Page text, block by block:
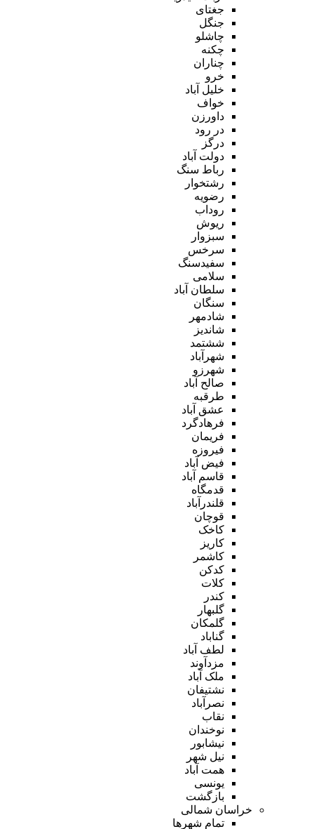
جغتای
جنگل
چاشلو
چکنه
چناران
خرو
خلیل آباد
خواف
داورزن
در رود
درگز
دولت آباد
رباط سنگ
رشتخوار
رضویه
روداب
ریوش
سبزوار
سرخس
سفیدسنگ
سلامی
سلطان آباد
سنگان
شادمهر
شاندیز
ششتمد
شهرآباد
شهرزو
صالح آباد
طرقبه
عشق آباد
فرهادگرد
فریمان
فیروزه
فیض آباد
قاسم آباد
قدمگاه
قلندرآباد
قوچان
کاخک
کاریز
کاشمر
کدکن
کلات
کندر
گلبهار
گلمکان
گناباد
لطف آباد
مزدآوند
ملک آباد
نشتیفان
نصرآباد
نقاب
نوخندان
نیشابور
نیل شهر
همت آباد
یونسی
بازگشت
خراسان شمالی
تمام شهر‌ها